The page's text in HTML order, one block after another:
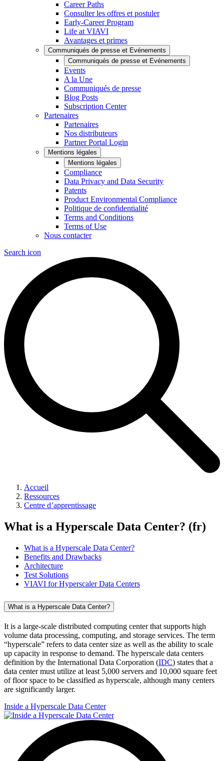
Career Paths
Consulter les offres et postuler
Early-Career Program
Life at VIAVI
Avantages et primes
Communiqués de presse et Evénements
Communiqués de presse et Evénements
Events
A la Une
Communiqués de presse
Blog Posts
Subscription Center
Partenaires
Partenaires
Nos distributeurs
Partner Portal Login
Mentions légales
Mentions légales
Compliance
Data Privacy and Data Security
Patents
Product Environmental Compliance
Politique de confidentialité
Terms and Conditions
Terms of Use
Nous contacter
Search icon
Accueil
Ressources
Centre d’apprentissage
What is a Hyperscale Data Center? (fr)
What is a Hyperscale Data Center?
Benefits and Drawbacks
Architecture
Test Solutions
VIAVI for Hyperscaler Data Centers
What is a Hyperscale Data Center?
It is a large-scale distributed computing center that supports high
volume data processing, computing, and storage services. The term
“hyperscale” refers to data center size as well as the ability to scale
up capacity in response to demand. The hyperscale data centers
definition by the International Data Corporation (IDC) states that a
data center must utilize at least 5,000 servers and 10,000 square feet
of floor space to be classified as hyperscale, although many centers
are significantly larger.
Inside a Hyperscale Data Center